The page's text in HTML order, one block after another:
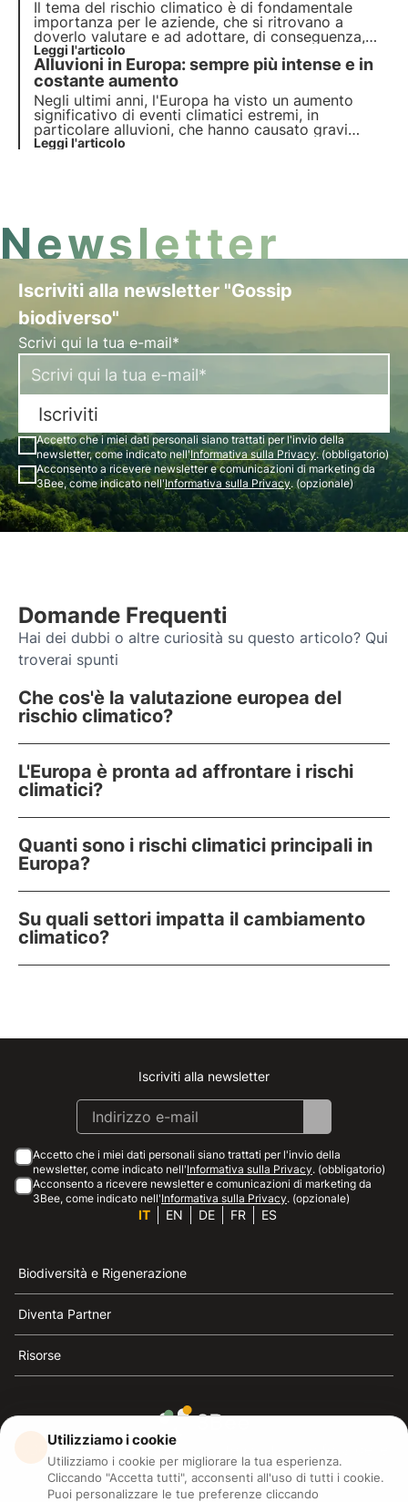
Il tema del rischio climatico è di fondamentale
importanza per le aziende, che si ritrovano a
doverlo valutare e ad adottare, di conseguenza,
misure di adattamento. Scopri quali sono le
normative europee in questo ambito e come le
aziende possono gestire efficacemente questi
rischi.
Leggi l'articolo
Alluvioni in Europa: sempre più intense e in
costante aumento
Negli ultimi anni, l'Europa ha visto un aumento
significativo di eventi climatici estremi, in
particolare alluvioni, che hanno causato gravi
danni economici e numerose vittime. Un fenomeno
Leggi l'articolo
Newsletter
Iscriviti alla newsletter "Gossip
biodiverso"
Scrivi qui la tua e-mail*
Iscriviti
Accetto che i miei dati personali siano trattati per l'invio della
newsletter, come indicato nell'Informativa sulla Privacy. (obbligatorio)
Acconsento a ricevere newsletter e comunicazioni di marketing da
3Bee, come indicato nell'Informativa sulla Privacy. (opzionale)
Domande Frequenti
Hai dei dubbi o altre curiosità su questo articolo? Qui
troverai spunti
Che cos'è la valutazione europea del
rischio climatico?
L'Europa è pronta ad affrontare i rischi
climatici?
Quanti sono i rischi climatici principali in
Europa?
Su quali settori impatta il cambiamento
climatico?
Instagram
Facebook
Linkedin
Youtube
Iscriviti alla newsletter
Accetto che i miei dati personali siano trattati per l'invio della
newsletter, come indicato nell'Informativa sulla Privacy. (obbligatorio)
Acconsento a ricevere newsletter e comunicazioni di marketing da
3Bee, come indicato nell'Informativa sulla Privacy. (opzionale)
IT EN DE FR ES
Biodiversità e Rigenerazione
Diventa Partner
Risorse
3Bee è il riferimento della sostenibilità, la difesa delle
api e della biodiversità
Utilizziamo i cookie
Utilizziamo i cookie per migliorare la tua esperienza.
Cliccando "Accetta tutti", acconsenti all'uso di tutti i cookie.
Puoi personalizzare le tue preferenze cliccando